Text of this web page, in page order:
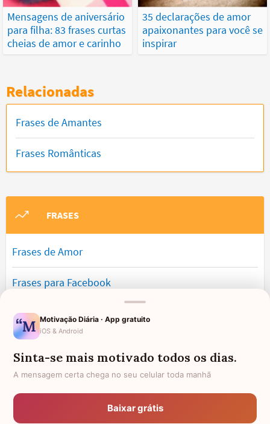
Mensagens de aniversário
para filha: 83 frases curtas
cheias de amor e carinho
35 declarações de amor
apaixonantes para você se
inspirar
Relacionadas
Frases de Amantes
Frases Românticas
FRASES
Frases de Amor
Frases para Facebook
Frases Bonitas
Frases de Engraçadas
Frases Românticas
Motivação Diária · App gratuito
iOS & Android
Sinta-se mais motivado todos os dias.
A mensagem certa chega no seu celular toda manhã
Baixar grátis